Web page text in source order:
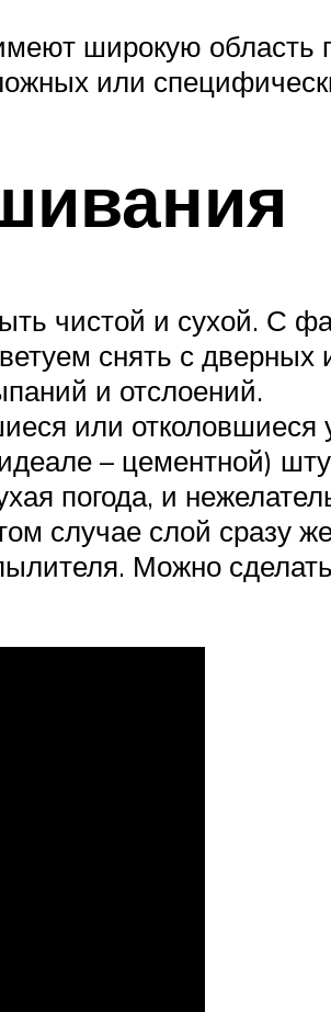
широкую область
или
чистой и сухой. С
снять с дверных
и отслоений.
или отколовшиеся
– цементной)
погода, и
случае слой сразу
Можно